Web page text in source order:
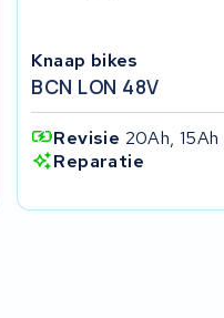
Knaap bikes
BCN LON 48V
Revisie 20Ah, 15Ah
Reparatie